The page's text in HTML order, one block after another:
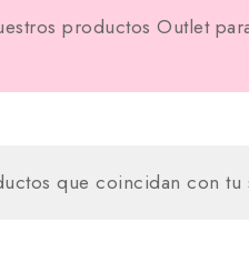
productos Outlet
que coincidan con tu